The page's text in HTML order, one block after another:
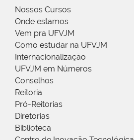
Nossos Cursos
Onde estamos
Vem pra UFVJM
Como estudar na UFVJM
Internacionalização
UFVJM em Números
Conselhos
Reitoria
Pró-Reitorias
Diretorias
Biblioteca